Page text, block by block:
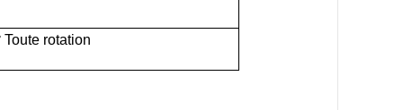
Toute rotation